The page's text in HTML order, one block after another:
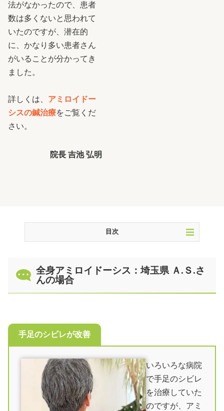
法がなかったので、患者
数は多くないと思われて
いたのですが、潜在的
に、かなり多い患者さん
がいることが分かってき
ました。
詳しくは、 アミロイドー
シスの鍼治療をご覧くだ
さい。
院長 吉池 弘明
目次
アミロイドーシスの鍼治療
やってはいけないこと
よくある質問
東北方面からのルート案内
関東方面からのルート案内
北陸方面からのルート案内
全身アミロイドーシス：埼玉県 Ａ.Ｓ.さ
んの場合
手足のシビレが改善
いろいろな病院
で手足のシビレ
を治療していた
のですが、アミ